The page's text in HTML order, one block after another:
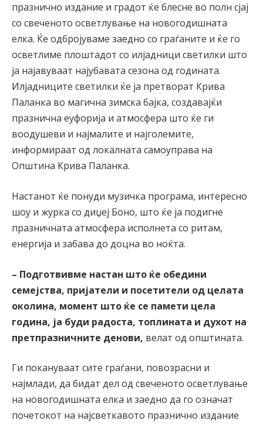
празнично издание и градот ќе блесне во полн сјај
со свеченото осветлување на новогодишната
елка. Ќе одбројуваме заедно со граѓаните и ќе го
осветлиме плоштадот со илјадници светилки што
ја најавуваат најубавата сезона од годината.
Илјадниците светилки ќе ја претворат Крива
Паланка во магична зимска бајка, создавајќи
празнична еуфорија и атмосфера што ќе ги
воодушеви и најмалите и најголемите,
информираат од локалната самоуправа на
Општина Крива Паланка.
Настанот ќе понуди музичка програма, интересно
шоу и журка со диџеј Боно, што ќе ја подигне
празничната атмосфера исполнета со ритам,
енергија и забава до доцна во ноќта.
– Подготвивме настан што ќе обедини
семејства, пријатели и посетители од целата
околина, момент што ќе се памети цела
година, ја буди радоста, топлината и духот на
претпразничните денови, велат од општината.
Ги покануваат сите граѓани, повозрасни и
најмлади, да бидат дел од свеченото осветлување
на новогодишната елка и заедно да го означат
почетокот на најсветкавото празнично издание